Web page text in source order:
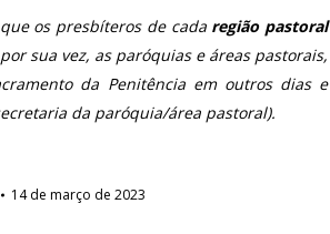
os presbíteros de cada região pastoral
sua vez, as paróquias e áreas pastorais,
da Penitência em outros dias e
da paróquia/área pastoral).
14 de março de 2023